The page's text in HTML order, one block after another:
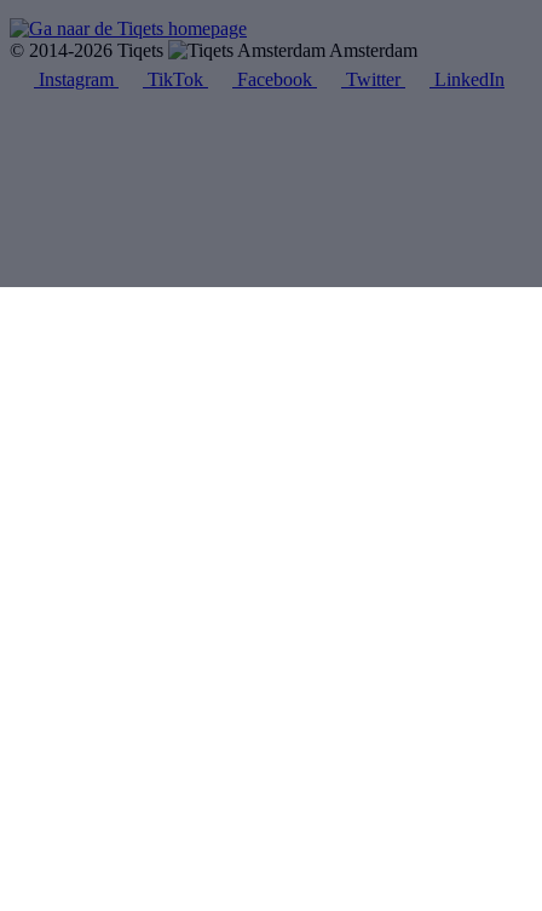
© 2014-2026 Tiqets
Amsterdam
Instagram
TikTok Facebook Twitter LinkedIn